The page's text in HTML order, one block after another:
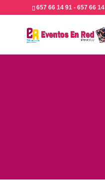
657 66 14 91 - 657 66